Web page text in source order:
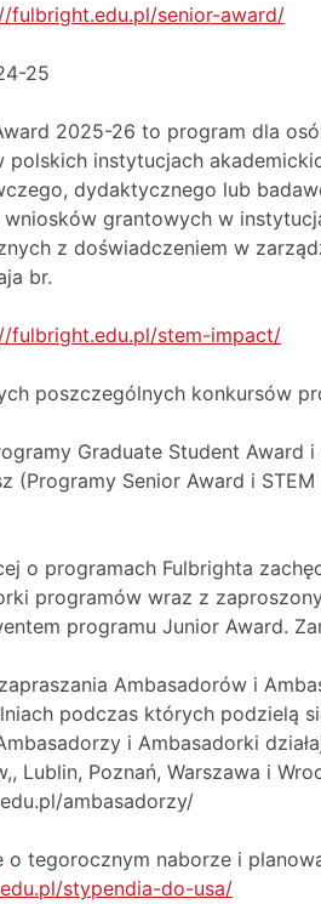
fulbright.edu.pl/senior-award/
25
2025-26 to program dla
polskich instytucjach
dydaktycznego lub
grantowych w
z doświadczeniem w
br.
fulbright.edu.pl/stem-impact/
poszczególnych konkursów
Graduate Student Award
(Programy Senior Award i
o programach Fulbrighta
programów wraz z
programu Junior Award.
Ambasadorów i
podczas których podzielą
i Ambasadorki
Lublin, Poznań, Warszawa i
ambasadorzy/
o tegorocznym naborze i
stypendia-do-usa/